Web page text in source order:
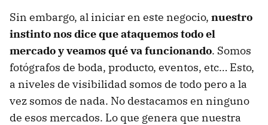
Sin embargo, al iniciar en este negocio, nuestro
instinto nos dice que ataquemos todo el
mercado y veamos qué va funcionando. Somos
fotógrafos de boda, producto, eventos, etc… Esto,
a niveles de visibilidad somos de todo pero a la
vez somos de nada. No destacamos en ninguno
de esos mercados. Lo que genera que nuestra